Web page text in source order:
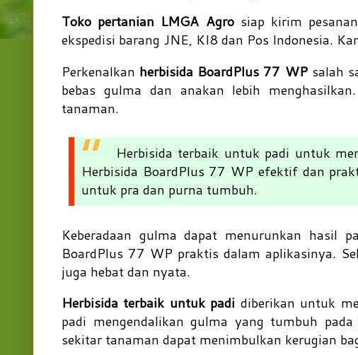
Toko pertanian LMGA Agrosiap kirim
ekspedisi barang JNE, KI8 dan Pos Indonesia.
Perkenalkan herbisida BoardPlus 77 WPsalah
bebas gulma dan anakan lebih
tanaman.
Herbisida terbaik untuk padi untuk
Herbisida BoardPlus 77 WP efektif dan
untuk pra dan purna tumbuh.
Keberadaan gulma dapat menurunkan hasil
BoardPlus 77 WP praktis dalam aplikasinya.
juga hebat dan nyata.
Herbisida terbaik untuk padi diberikan untuk
padi mengendalikan gulma yang tumbuh
sekitar tanaman dapat menimbulkan kerugian